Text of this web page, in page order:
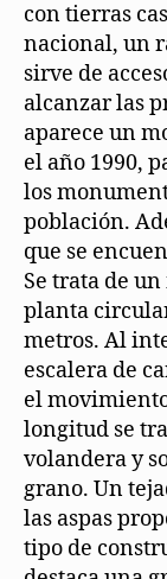
con tierras
nacional, un
sirve de
alcanzar las
aparece un
el año 1990,
los
población.
que se
Se trata de
planta
metros. Al
escalera de
el
longitud se
volandera y
grano. Un
las aspas
tipo de